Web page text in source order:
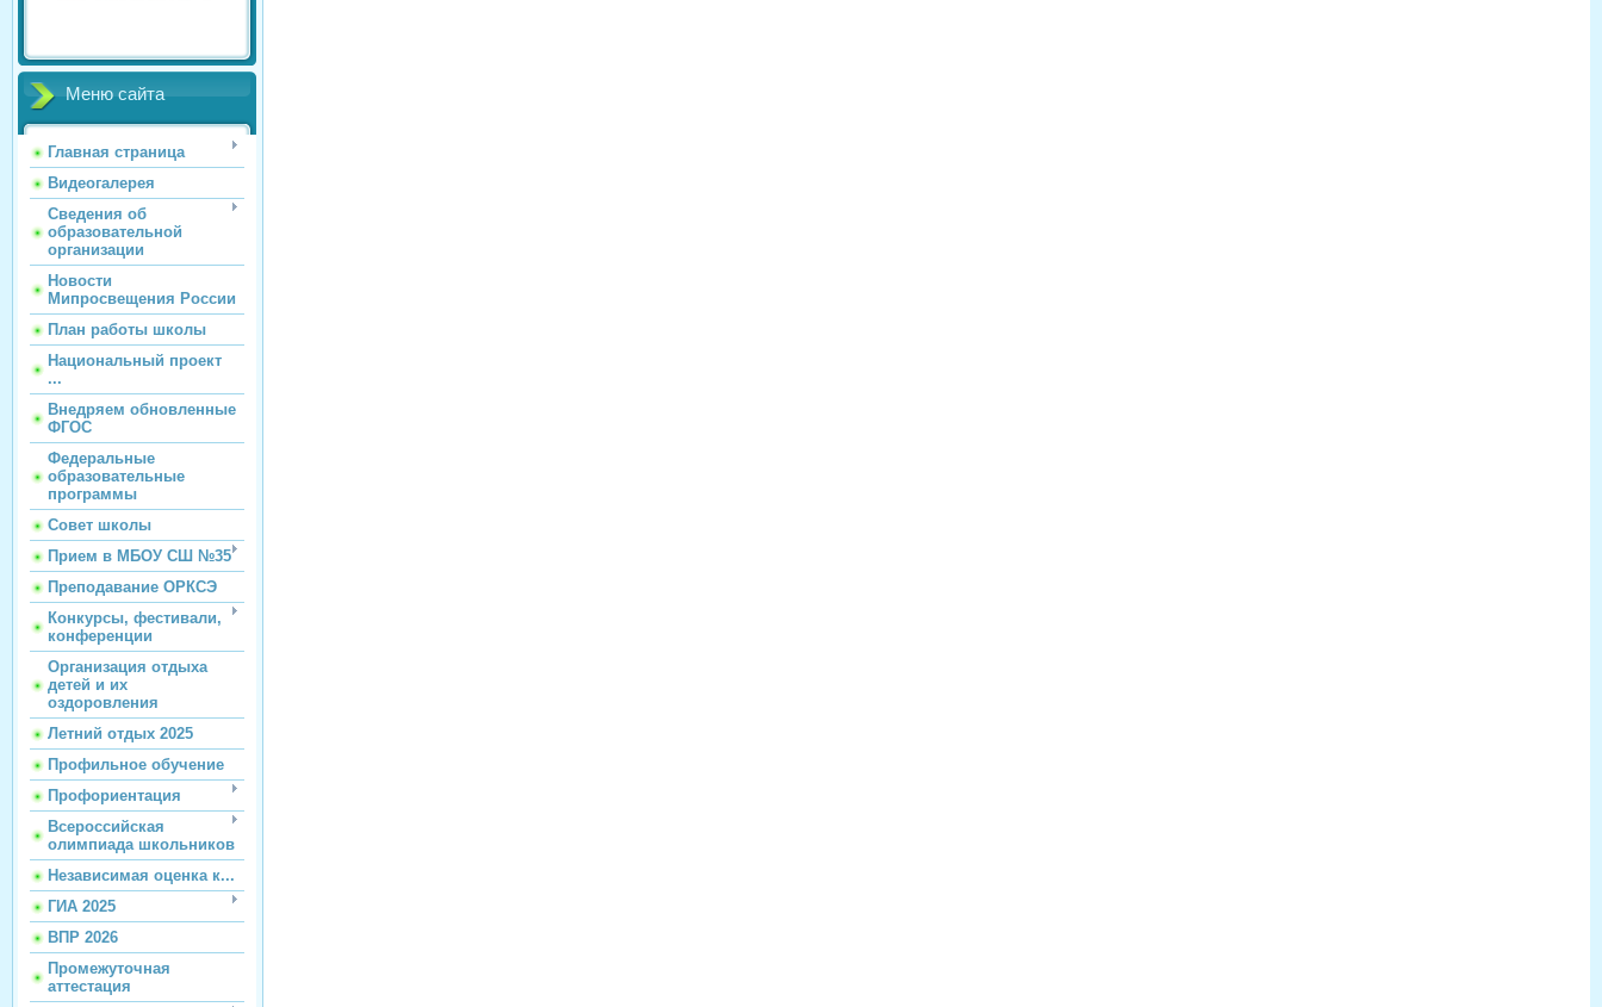
Меню сайта
Главная страница
Видеогалерея
Сведения об
образовательной
организации
Новости
Мипросвещения России
План работы школы
Национальный проект
...
Внедряем обновленные
ФГОС
Федеральные
образовательные
программы
Совет школы
Прием в МБОУ СШ №35
Преподавание ОРКСЭ
Конкурсы, фестивали,
конференции
Организация отдыха
детей и их
оздоровления
Летний отдых 2025
Профильное обучение
Профориентация
Всероссийская
олимпиада школьников
Независимая оценка к...
ГИА 2025
ВПР 2026
Промежуточная
аттестация